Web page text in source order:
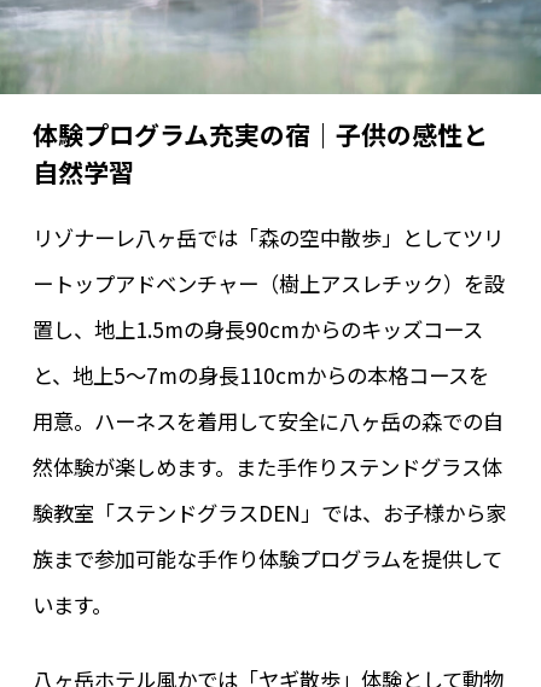
体験プログラム充実の宿｜子供の感性と
自然学習
リゾナーレ八ヶ岳では「森の空中散歩」としてツリ
ートップアドベンチャー（樹上アスレチック）を設
置し、地上1.5mの身長90cmからのキッズコース
と、地上5～7mの身長110cmからの本格コースを
用意。ハーネスを着用して安全に八ヶ岳の森での自
然体験が楽しめます。また手作りステンドグラス体
験教室「ステンドグラスDEN」では、お子様から家
族まで参加可能な手作り体験プログラムを提供して
います。
八ヶ岳ホテル風かでは「ヤギ散歩」体験として動物